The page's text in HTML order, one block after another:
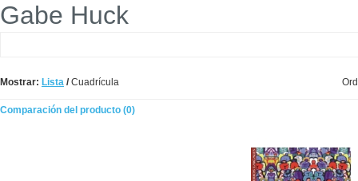
Gabe Huck
Mostrar: Lista /Cuadrícula
Comparación del producto (0)